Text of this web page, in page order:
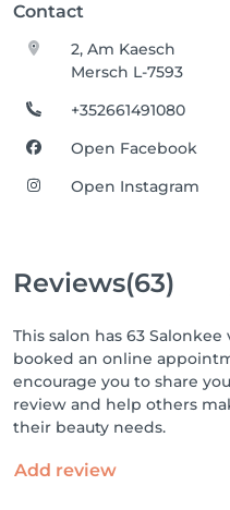
Contact
2, Am Kaesch
Mersch L-7593
+352661491080
Open Facebook
Open Instagram
Reviews(63)
This salon has 63
booked an online
encourage you to share
review and help others
their beauty needs.
Add review